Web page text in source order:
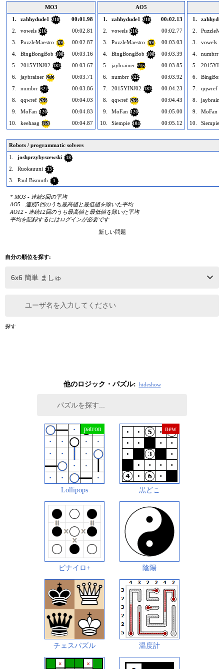
MO3
1.
zahhydude1 218
00:01.98
2.
vowels 216
00:02.81
3.
PuzzleMaestro 99
00:02.87
4.
BingBongBob 108
00:03.16
5.
2015YINJ02 187
00:03.67
6.
jaybrainer 275
00:03.71
7.
numbrr 322
00:03.86
8.
qqwref 266
00:04.03
9.
MoFan 120
00:04.83
10.
keehaag 169 00:04.87
AO5
1.
zahhydude1 218
00:02.13
2.
vowels 216
00:02.77
3.
PuzzleMaestro 99
00:03.03
4.
BingBongBob 108
00:03.39
5.
jaybrainer 275
00:03.85
6.
numbrr 322
00:03.92
7.
2015YINJ02 187
00:04.23
8.
qqwref 266
00:04.43
9.
MoFan 120
00:05.00
10.
Siempie 104 00:05.12
1.
2.
3.
vowels
4. numbrr
5.
6.
7.
qqwref
8.
jaybrainer
9.
MoFan
10. Siempie
Robots / programmatic solvers
1.
joshprzybyszewski 18
2. Ruokauuni 33
3. Paul Bismuth 1
* MO3 - 連続3回の平均
AO5 - 連続5回のうち最高値と最低値を除いた平均
AO12 - 連続12回のうち最高値と最低値を除いた平均
平均を記録するにはログインが必要です
新しい問題
自分の順位を探す:
ユーザ名を入力してください
探す
他のロジック・パズル: hideshow
Lollipops 黒どこ
ビナイロ+ 陰陽
チェスパズル 温度計